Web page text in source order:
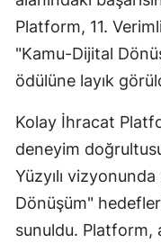
Platform, 11.
"Kamu-Dijital
ödülüne layık
Kolay İhracat
deneyim
Yüzyılı
Dönüşüm"
sunuldu. Platform,